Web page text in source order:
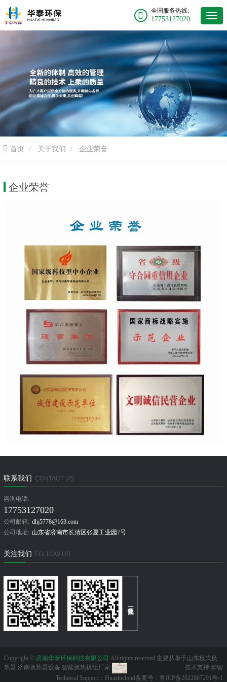
全国服务热线:
17753127020
首页 关于我们 企业荣誉
企业荣誉
联系我们 CONTACT US
咨询电话:
17753127020
公司邮箱: dhj5778@163.com
公司地址: 山东省济南市长清区张夏工业园7号
关注我们 FOLLOW US
Copyright © 济南华泰环保科技有限公司 All rights reserved 主要从事于山东板式换
热器,济南换热器设备,智能换热机组厂家
技术支持:华智
备案号：鲁ICP备2022007291号-1
Technical Support：Huazhicloud